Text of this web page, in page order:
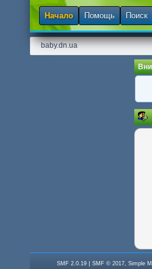
Начало Помощь Поиск
baby.dn.ua
SMF 2.0.19 |SMF © 2017,Simple